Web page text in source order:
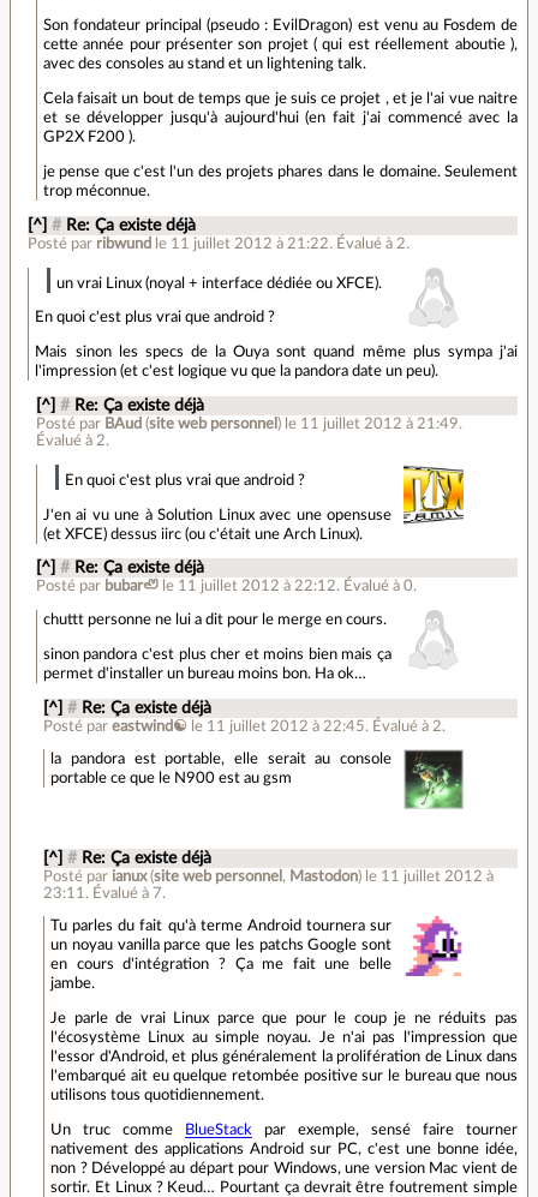
Son fondateur principal (pseudo : EvilDragon) est venu au Fosdem de
cette année pour présenter son projet ( qui est réellement aboutie ),
avec des consoles au stand et un lightening talk.
Cela faisait un bout de temps que je suis ce projet , et je l'ai vue naitre
et se développer jusqu'à aujourd'hui (en fait j'ai commencé avec la
GP2X F200 ).
je pense que c'est l'un des projets phares dans le domaine. Seulement
trop méconnue.
[^] # Re: Ça existe déjà
Posté par ribwund le 11 juillet 2012 à 21:22. Évalué à 2.
un vrai Linux (noyal + interface dédiée ou XFCE).
En quoi c'est plus vrai que android ?
Mais sinon les specs de la Ouya sont quand même plus sympa j'ai
l'impression (et c'est logique vu que la pandora date un peu).
[^] # Re: Ça existe déjà
Posté par BAud (site web personnel ) le 11 juillet 2012 à 21:49.
Évalué à 2.
En quoi c'est plus vrai que android ?
J'en ai vu une à Solution Linux avec une opensuse
(et XFCE) dessus iirc (ou c'était une Arch Linux).
[^] # Re: Ça existe déjà
Posté par bubar🦥 le 11 juillet 2012 à 22:12. Évalué à 0.
chuttt personne ne lui a dit pour le merge en cours.
sinon pandora c'est plus cher et moins bien mais ça
permet d'installer un bureau moins bon. Ha ok…
[^] # Re: Ça existe déjà
Posté pareastwind☯ le 11 juillet 2012 à 22:45. Évalué à 2.
la pandora est portable, elle serait au console
portable ce que le N900 est au gsm
[^] # Re: Ça existe déjà
Posté par ianux(site web personnel , Mastodon) le 11 juillet 2012 à
23:11 . Évalué à7.
Tu parles du fait qu'à terme Android tournera sur
un noyau vanilla parce que les patchs Google sont
en cours d'intégration ? Ça me fait une belle
jambe.
Je parle de vrai Linux parce que pour le coup je ne réduits pas
l'écosystème Linux au simple noyau. Je n'ai pas l'impression que
l'essor d'Android, et plus généralement la prolifération de Linux dans
l'embarqué ait eu quelque retombée positive sur le bureau que nous
utilisons tous quotidiennement.
Un truc comme BlueStack par exemple, sensé faire tourner
nativement des applications Android sur PC, c'est une bonne idée,
non ? Développé au départ pour Windows, une version Mac vient de
sortir. Et Linux ? Keud… Pourtant ça devrait être foutrement simple